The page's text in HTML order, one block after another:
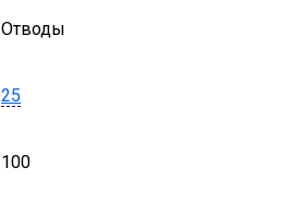
Отводы
25
100